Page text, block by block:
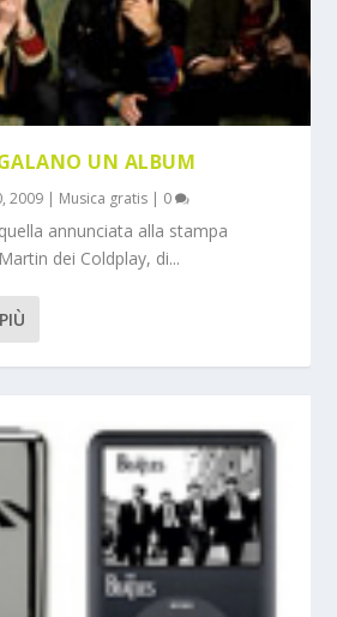
UN ALBUM
2009 | Musica gratis | 0
annunciata alla stampa
dei Coldplay, di...